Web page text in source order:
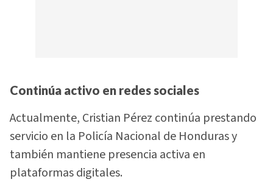
Continúa activo en redes sociales
Actualmente, Cristian Pérez continúa prestando
servicio en la Policía Nacional de Honduras y
también mantiene presencia activa en
plataformas digitales.